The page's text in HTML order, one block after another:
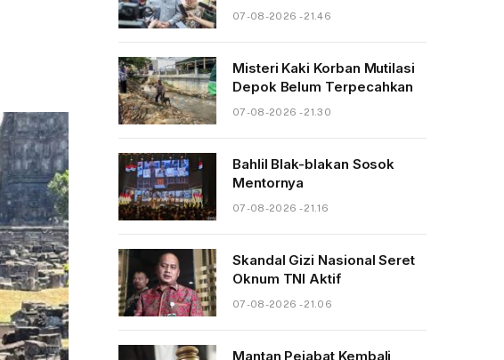
07-08-2026 - 21.46
Misteri Kaki Korban Mutilasi
Depok Belum Terpecahkan
07-08-2026 - 21.30
Bahlil Blak-blakan Sosok
Mentornya
07-08-2026 - 21.16
Skandal Gizi Nasional Seret
Oknum TNI Aktif
07-08-2026 - 21.06
Mantan Pejabat Kembali